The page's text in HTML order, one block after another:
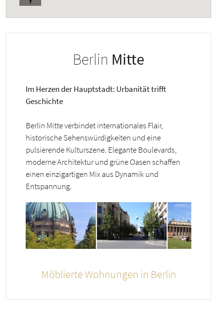
Berlin Mitte
Im Herzen der Hauptstadt: Urbanität trifft
Geschichte
Berlin Mitte verbindet internationales Flair,
historische Sehenswürdigkeiten und eine
pulsierende Kulturszene. Elegante Boulevards,
moderne Architektur und grüne Oasen schaffen
einen einzigartigen Mix aus Dynamik und
Entspannung.
Möblierte Wohnungen in Berlin